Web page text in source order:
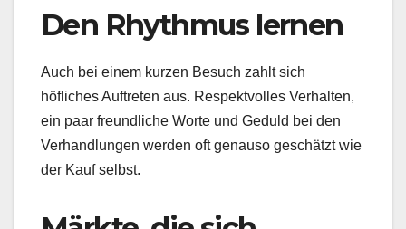
Den Rhythmus lernen
Auch bei einem kurzen Besuch zahlt sich
höfliches Auftreten aus. Respektvolles Verhalten,
ein paar freundliche Worte und Geduld bei den
Verhandlungen werden oft genauso geschätzt wie
der Kauf selbst.